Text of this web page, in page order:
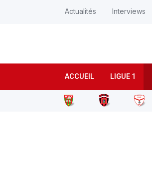
ACCUEIL LIGUE 1
Actualités Interviews